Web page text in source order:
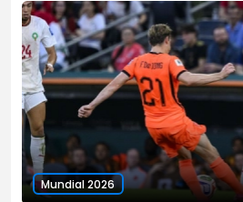
Mundial 2026